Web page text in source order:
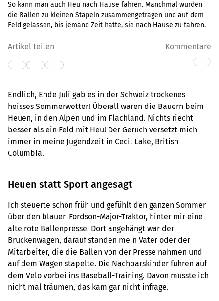
So kann man auch Heu nach Hause fahren. Manchmal wurden
die Ballen zu kleinen Stapeln zusammengetragen und auf dem
Feld gelassen, bis jemand Zeit hatte, sie nach Hause zu fahren.
Artikel teilen Kommentare
Endlich, Ende Juli gab es in der Schweiz trockenes
heisses Sommerwetter! Überall waren die Bauern beim
Heuen, in den Alpen und im Flachland. Nichts riecht
besser als ein Feld mit Heu! Der Geruch versetzt mich
immer in meine Jugendzeit in Cecil Lake, British
Columbia.
Heuen statt Sport angesagt
Ich steuerte schon früh und gefühlt den ganzen Sommer
über den blauen Fordson-Major-Traktor, hinter mir eine
alte rote Ballenpresse. Dort angehängt war der
Brückenwagen, darauf standen mein Vater oder der
Mitarbeiter, die die Ballen von der Presse nahmen und
auf dem Wagen stapelte. Die Nachbarskinder fuhren auf
dem Velo vorbei ins Baseball-Training. Davon musste ich
nicht mal träumen, das kam gar nicht infrage.